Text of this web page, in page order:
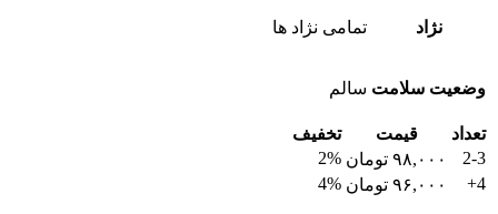
نژاد تمامی نژاد ها
وضعیت سلامت سالم
تعداد قیمت
تخفیف
2-3
۹۸,۰۰۰ تومان 2%
4+
۹۶,۰۰۰ تومان 4%